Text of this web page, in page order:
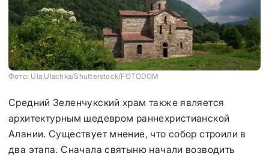
Фото: Ula Ulachka/Shutterstock/FOTODOM
Средний Зеленчукский храм также является
архитектурным шедевром раннехристианской
Алании. Существует мнение, что собор строили в
два этапа. Сначала святыню начали возводить